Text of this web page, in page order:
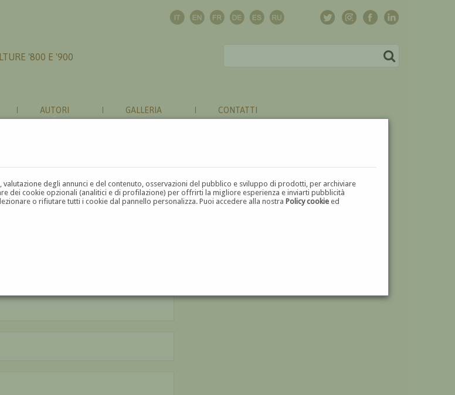
degli annunci e del contenuto, osservazioni del pubblico e sviluppo di prodotti, per archiviare
dei cookie opzionali (analitici e di profilazione) per offrirti la migliore esperienza e inviarti pubblicità
o rifiutare tutti i cookie dal pannello personalizza. Puoi accedere alla nostraPolicy cookie ed
'800 E '900
AUTORI GALLERIA CONTATTI
A 'LUIGI CORSI'
La città è obbligatoria